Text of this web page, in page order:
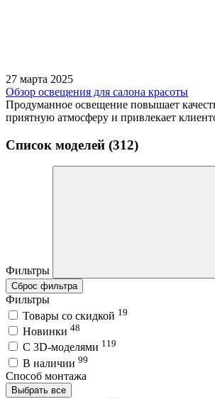
27 марта 2025
Обзор освещения для салона красоты
Продуманное освещение повышает
приятную атмосферу и привлекает
Список моделей (312)
Фильтры
Сброс фильтра
Фильтры
Товары со скидкой 19
Новинки 48
C 3D-моделями 119
В наличии 99
Способ монтажа
Выбрать все